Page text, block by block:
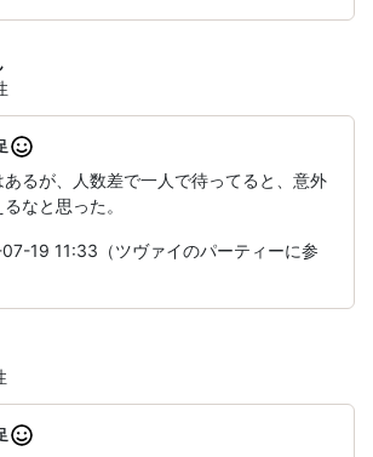
るが、人数差で一人で待ってると、意外
なと思った。
19 11:33（ツヴァイのパーティーに参